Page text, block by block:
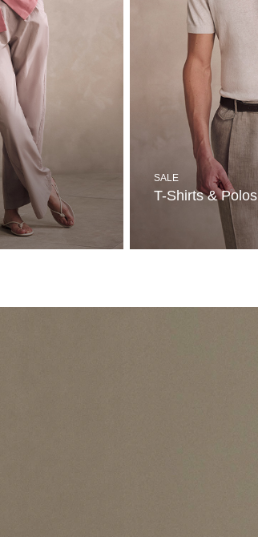
SALE
T-Shirts & Polos